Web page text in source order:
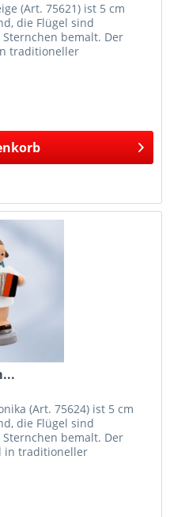
(Art. 75621) ist 5 cm
die Flügel sind
bemalt. Der
traditioneller
(Art. 75624) ist 5 cm
die Flügel sind
bemalt. Der
in traditioneller